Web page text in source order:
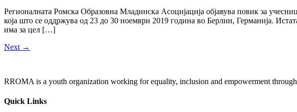
Регионалната Ромска Образовна Младинска Асоцијација објавува повик за
која што се оддржува од 23 до 30 ноември 2019 година во Берлин, Германија.
има за цел […]
Next →
RROMA is a youth organization working for equality, inclusion and empowerment
Quick Links